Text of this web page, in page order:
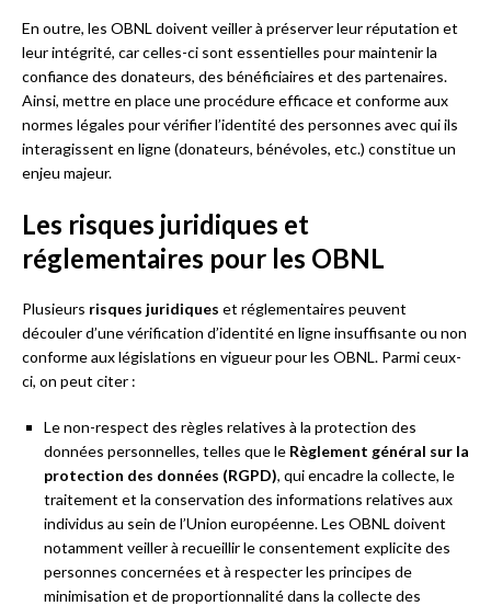
En outre, les OBNL doivent veiller à préserver leur réputation et
leur intégrité, car celles-ci sont essentielles pour maintenir la
confiance des donateurs, des bénéficiaires et des partenaires.
Ainsi, mettre en place une procédure efficace et conforme aux
normes légales pour vérifier l’identité des personnes avec qui ils
interagissent en ligne (donateurs, bénévoles, etc.) constitue un
enjeu majeur.
Les risques juridiques et
réglementaires pour les OBNL
Plusieurs risques juridiques et réglementaires peuvent
découler d’une vérification d’identité en ligne insuffisante ou non
conforme aux législations en vigueur pour les OBNL. Parmi ceux-
ci, on peut citer :
Le non-respect des règles relatives à la protection des
données personnelles, telles que le Règlement général sur la
protection des données (RGPD), qui encadre la collecte, le
traitement et la conservation des informations relatives aux
individus au sein de l’Union européenne. Les OBNL doivent
notamment veiller à recueillir le consentement explicite des
personnes concernées et à respecter les principes de
minimisation et de proportionnalité dans la collecte des